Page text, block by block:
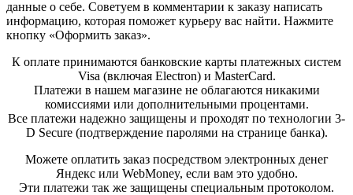
данные о себе. Советуем в комментарии к заказу написать
информацию, которая поможет курьеру вас найти. Нажмите
кнопку «Оформить заказ».
К оплате принимаются банковские карты платежных систем
Visa (включая Electron) и MasterCard.
Платежи в нашем магазине не облагаются никакими
комиссиями или дополнительными процентами.
Все платежи надежно защищены и проходят по технологии 3-
D Secure (подтверждение паролями на странице банка).
Можете оплатить заказ посредством электронных денег
Яндекс или WebMoney, если вам это удобно.
Эти платежи так же защищены специальным протоколом.